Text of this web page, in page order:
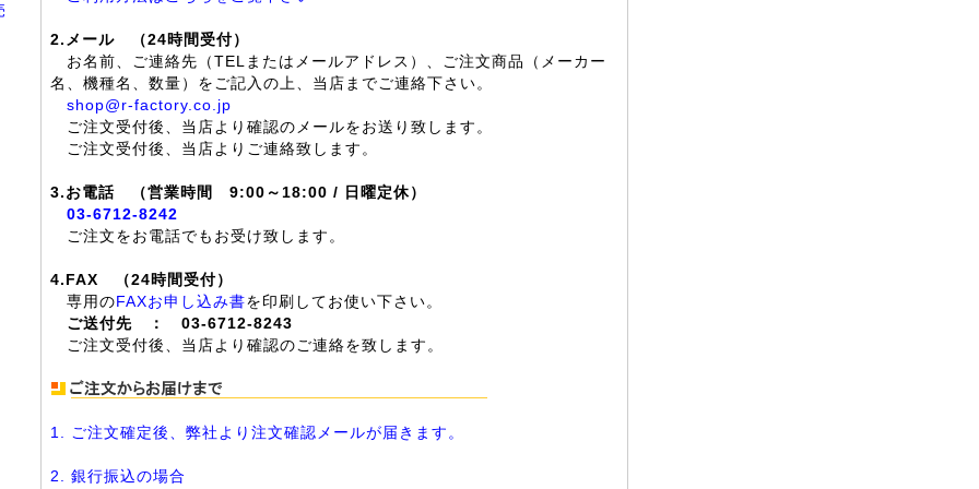
2.メール （24時間受付）
お名前、ご連絡先（TELまたはメールアドレス）、ご注文商品（メーカー
名、機種名、数量）をご記入の上、当店までご連絡下さい。
shop@r-factory.co.jp
ご注文受付後、当店より確認のメールをお送り致します。
ご注文受付後、当店よりご連絡致します。
3.お電話 （営業時間 9:00～18:00 / 日曜定休）
03-6712-8242
ご注文をお電話でもお受け致します。
4.FAX （24時間受付）
専用の FAXお申し込み書を印刷してお使い下さい。
ご送付先 ： 03-6712-8243
ご注文受付後、当店より確認のご連絡を致します。
1. ご注文確定後、弊社より注文確認メールが届きます。
2. 銀行振込の場合